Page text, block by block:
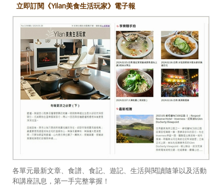
立即訂閱《Yilan美食生活玩家》電子報
各單元最新文章、食譜、食記、遊記、生活與閱讀隨筆以及活動
和講座訊息，第一手完整掌握！